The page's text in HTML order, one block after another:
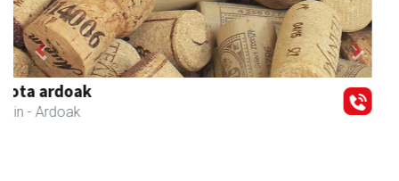
Transportes Lakunza
Asteasu - Garraioak
Previous Next